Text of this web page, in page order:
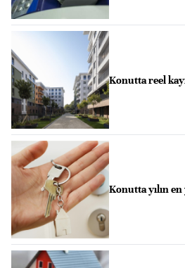
Konutta reel
Konutta yılın en